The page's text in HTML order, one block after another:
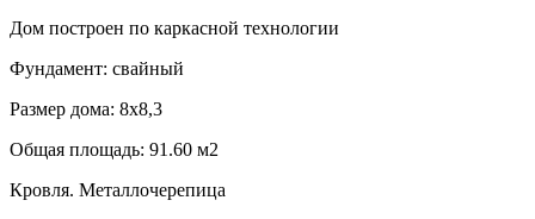
Дом построен по каркасной технологии
Фундамент: свайный
Размер дома: 8х8,3
Общая площадь: 91.60 м2
Кровля. Металлочерепица